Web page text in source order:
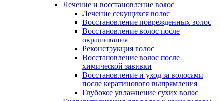
Лечение и восстановление волос
Лечение секущихся волос
Восстановление поврежденных волос
Восстановление волос после
окрашивания
Реконструкция волос
Восстановление волос после
химической завивки
Восстановление и уход за волосами
после кератинового выпрямления
Глубокое увлажнение сухих волос